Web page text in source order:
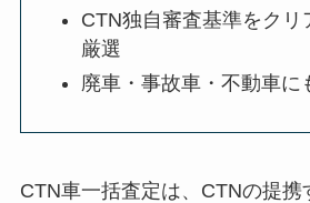
CTN独自審査基準をクリ
厳選
廃車・事故車・不動車に
CTN車一括査定は、CTNの提携